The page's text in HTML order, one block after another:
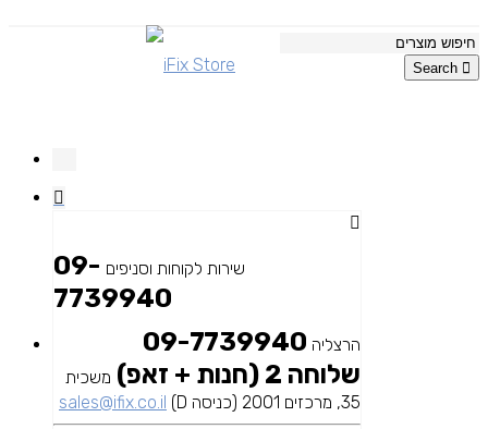
Search
שירות לקוחות וסניפים 09-
7739940
הרצליה 09-7739940
שלוחה 2 (חנות + זאפ)
משכית
35, מרכזים 2001 (כניסה D)
sales@ifix.co.il